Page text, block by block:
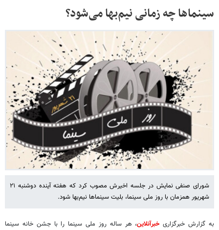
سینماها چه زمانی نیم‌بها می‌شود؟
شورای صنفی نمایش در جلسه اخیرش مصوب کرد که هفته آینده دوشنبه ۲۱
شهریور همزمان با روز ملی سینما، بلیت سینماها نیم‌بها شود.
به گزارش خبرگزاریخبرآنلاین، هر ساله روز ملی سینما را با جشن خانه سینما